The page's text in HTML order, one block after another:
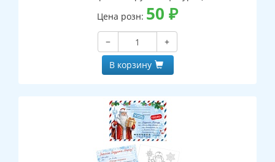
Цена розн: 50 ₽
−
+
В корзину